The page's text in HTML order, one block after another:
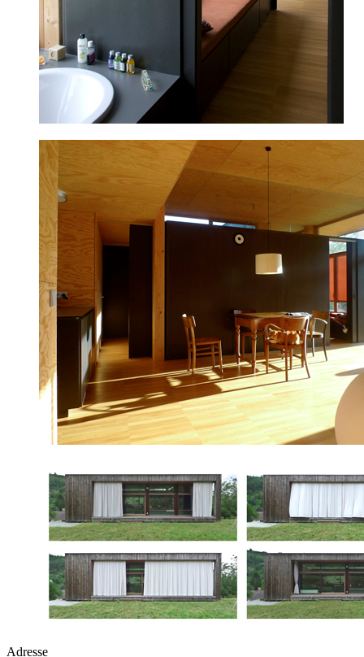
Adresse